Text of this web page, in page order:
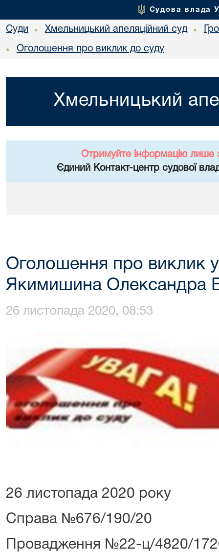
Судова влада
Суди • Хмельницький апеляційний суд •
• Оголошення про виклик до суду
Хмельницький
Отримуйте інформацію лише
Єдиний Контакт-центр судової
Оголошення про виклик у
Якимишина Олександра
26 листопада 2020, 08:53
26 листопада 2020 року
Справа №676/190/20
Провадження №22-ц/4820/